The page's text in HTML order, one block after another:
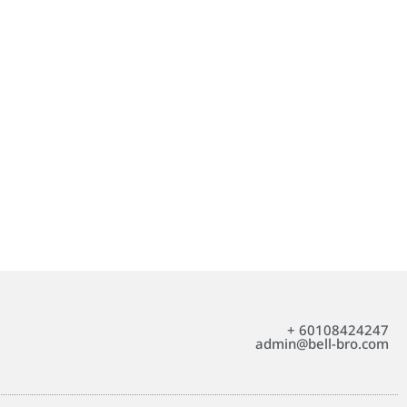
+ 60108424247
admin@bell-bro.com